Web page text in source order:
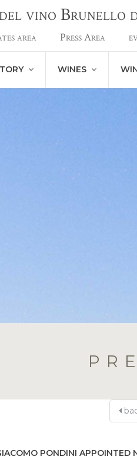
vino Brunello
area Press Area
WINES
PONDINI APPOINTED